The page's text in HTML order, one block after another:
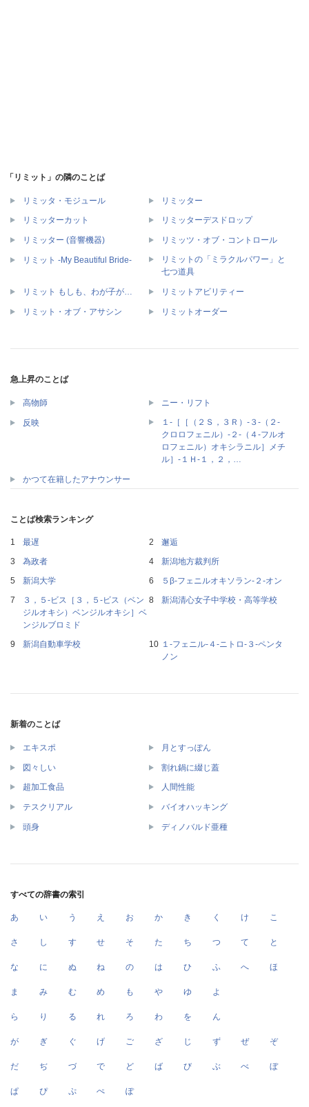
「リミット」の隣のことば
リミッタ・モジュール リミッター
リミッターカット リミッターデスドロップ
リミッター (音響機器) リミッツ・オブ・コントロール
リミット -My Beautiful Bride-
リミットの「ミラクルパワー」と
七つ道具
リミット もしも、わが子が… リミットアビリティー
リミット・オブ・アサシン リミットオーダー
急上昇のことば
高物師 ニー・リフト
反映
１‐［［（２Ｓ，３Ｒ）‐３‐（２‐
クロロフェニル）‐２‐（４‐フルオ
ロフェニル）オキシラニル］メチ
ル］‐１Ｈ‐１，２，…
かつて在籍したアナウンサー
ことば検索ランキング
最遅
邂逅
為政者
新潟地方裁判所
新潟大学
５β‐フェニルオキソラン‐２‐オン
３，５‐ビス［３，５‐ビス（ベン
ジルオキシ）ベンジルオキシ］ベ
ンジルブロミド
新潟清心女子中学校・高等学校
新潟自動車学校
１‐フェニル‐４‐ニトロ‐３‐ペンタ
ノン
新着のことば
エキスポ 月とすっぽん
図々しい 割れ鍋に綴じ蓋
超加工食品 人間性能
テスクリアル バイオハッキング
頭身 ディノバルド亜種
すべての辞書の索引
あ い う え お か き く け こ
さ し す せ そ た ち つ て と
な に ぬ ね の は ひ ふ へ ほ
ま み む め も や ゆ よ
ら り る れ ろ わ を ん
が ぎ ぐ げ ご ざ じ ず ぜ ぞ
だ ぢ づ で ど ば び ぶ べ ぼ
ぱ ぴ ぷ ぺ ぽ